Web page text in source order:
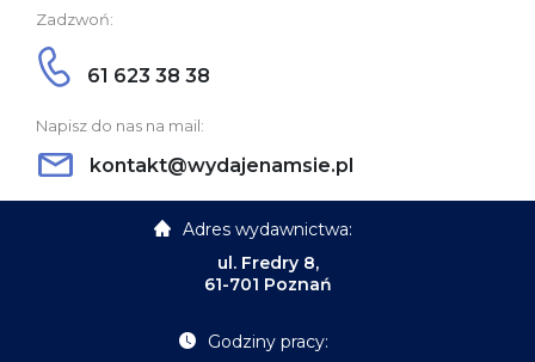
Zadzwoń:
61 623 38 38
Napisz do nas na mail:
kontakt@wydajenamsie.pl
Adres wydawnictwa:
ul. Fredry 8,
61-701 Poznań
Godziny pracy: